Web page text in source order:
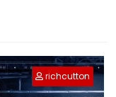
richcutton